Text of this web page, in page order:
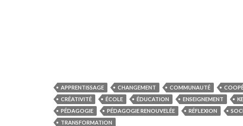
APPRENTISSAGE CHANGEMENT COMMUNAUTÉ
CRÉATIVITÉ
ÉCOLE ÉDUCATION ENSEIGNEMENT
PÉDAGOGIE
PÉDAGOGIE RENOUVELÉE RÉFLEXION
TRANSFORMATION